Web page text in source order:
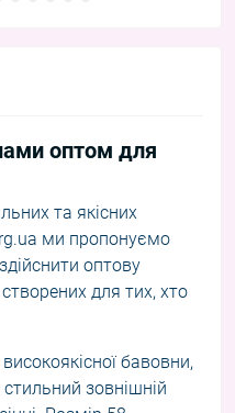
оптом для
та якісних
ми пропонуємо
оптову
для тих, хто
бавовни,
зовнішній